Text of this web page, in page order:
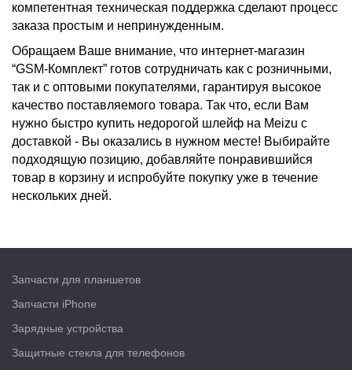
компетентная техническая поддержка сделают процесс
заказа простым и непринужденным.
Обращаем Ваше внимание, что интернет-магазин
“GSM-Комплект” готов сотрудничать как с розничными,
так и с оптовыми покупателями, гарантируя высокое
качество поставляемого товара. Так что, если Вам
нужно быстро купить недорогой шлейф на Meizu с
доставкой - Вы оказались в нужном месте! Выбирайте
подходящую позицию, добавляйте понравившийся
товар в корзину и испробуйте покупку уже в течение
нескольких дней.
Запчасти для планшетов
Запчасти iPhone
Зарядные устройства
Защитные стекла для телефонов